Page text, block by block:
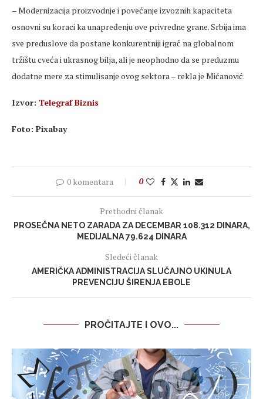
– Modernizacija proizvodnje i povećanje izvoznih kapaciteta
osnovni su koraci ka unapređenju ove privredne grane. Srbija ima
sve preduslove da postane konkurentniji igrač na globalnom
tržištu cveća i ukrasnog bilja, ali je neophodno da se preduzmu
dodatne mere za stimulisanje ovog sektora – rekla je Mićanović.
Izvor: Telegraf Biznis
Foto: Pixabay
0 komentara 0
Prethodni članak
PROSEČNA NETO ZARADA ZA DECEMBAR 108.312 DINARA,
MEDIJALNA 79.624 DINARA
Sledeći članak
AMERIČKA ADMINISTRACIJA SLUČAJNO UKINULA
PREVENCIJU ŠIRENJA EBOLE
PROČITAJTE I OVO...